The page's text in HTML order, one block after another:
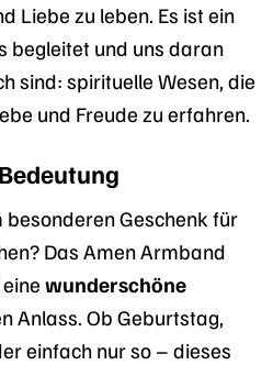
Liebe zu leben. Es ist ein
begleitet und uns daran
sind: spirituelle Wesen, die
und Freude zu erfahren.
besonderen Geschenk für
Das Amen Armband
wunderschöne
Anlass. Ob Geburtstag,
einfach nur so – dieses